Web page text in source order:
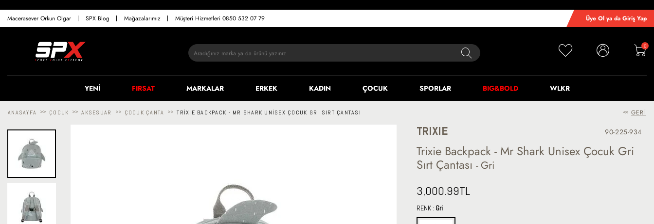
Macerasever Orkun Olgar SPX Blog Mağazalarımız Müşteri Hizmetleri 0850 532 07 79 Üye Ol ya da Giriş Yap
0
YENİ FIRSAT MARKALAR ERKEK KADIN ÇOCUK SPORLAR BIG&BOLD WLKR
ANASAYFA >> ÇOCUK >> AKSESUAR >> ÇOCUK ÇANTA >> TRIXIE BACKPACK - MR SHARK UNISEX ÇOCUK GRI SIRT ÇANTASI << GERI
TRIXIE 90-225-934
Trixie Backpack - Mr Shark Unisex Çocuk Gri
Sırt Çantası - Gri
3,000.99TL
RENK : Gri